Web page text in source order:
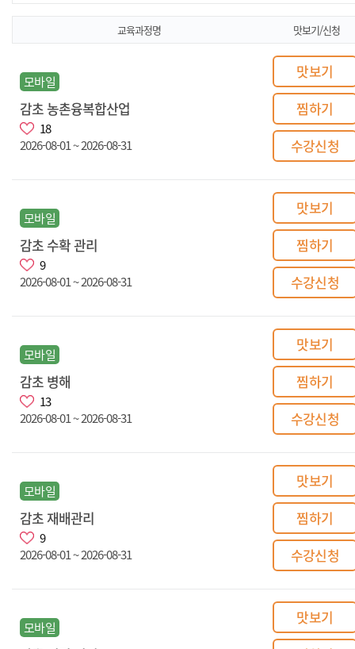
교육과정명 맛보기/신청
모바일
감초 농촌융복합산업
18
2026-08-01 ~ 2026-08-31
맛보기
찜하기
수강신청
모바일
감초 수확 관리
9
2026-08-01 ~ 2026-08-31
맛보기
찜하기
수강신청
모바일
감초 병해
13
2026-08-01 ~ 2026-08-31
맛보기
찜하기
수강신청
모바일
감초 재배관리
9
2026-08-01 ~ 2026-08-31
맛보기
찜하기
수강신청
모바일
맛보기